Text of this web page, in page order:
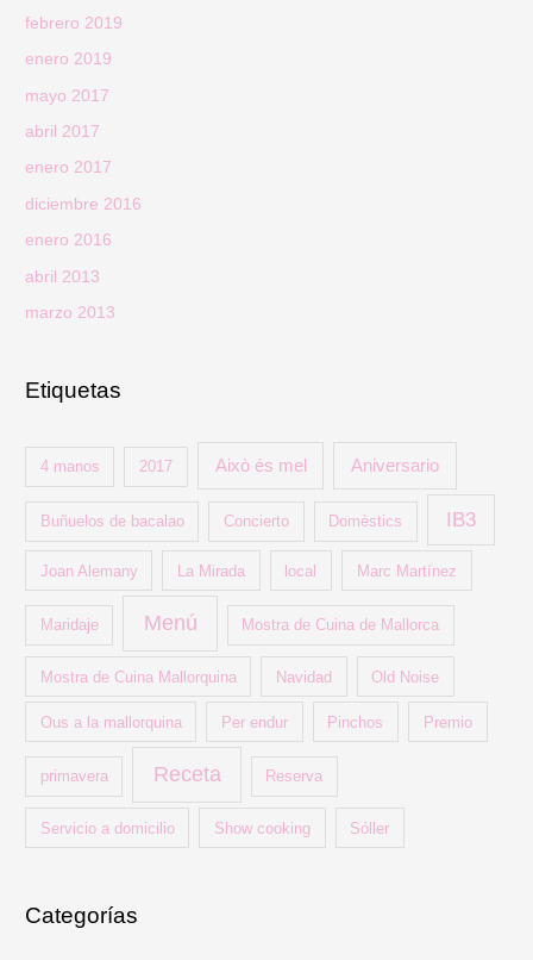
febrero 2019
enero 2019
mayo 2017
abril 2017
enero 2017
diciembre 2016
enero 2016
abril 2013
marzo 2013
Etiquetas
4 manos 2017 Això és mel Aniversario
Buñuelos de bacalao Concierto Domèstics IB3
Joan Alemany La Mirada local Marc Martínez
Maridaje Menú Mostra de Cuina de Mallorca
Mostra de Cuina Mallorquina Navidad Old Noise
Ous a la mallorquina Per endur Pinchos Premio
primavera Receta Reserva
Servicio a domicilio Show cooking Sóller
Categorías